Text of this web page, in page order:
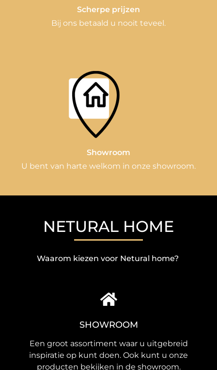
Scherpe prijzen
Bij ons betaald u nooit teveel.
Showroom
U bent van harte welkom in onze showroom.
NETURAL HOME
Waarom kiezen voor Netural home?
SHOWROOM
Een groot assortiment waar u uitgebreid
inspiratie op kunt doen. Ook kunt u onze
producten bekijken in de showroom.